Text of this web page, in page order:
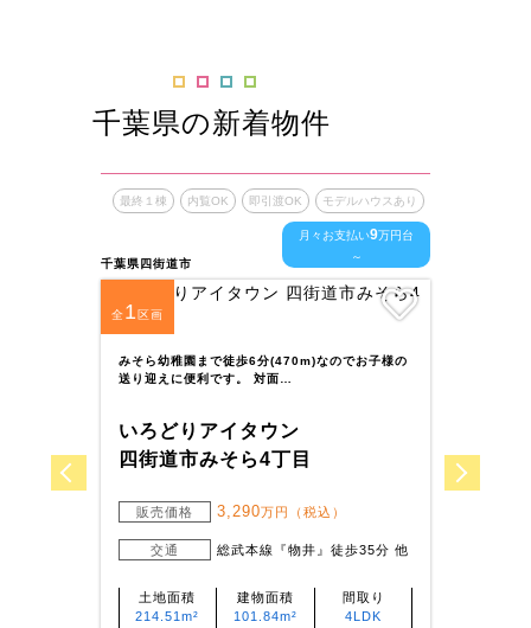
千葉県の新着物件
千葉県四街道市
最終１棟 内覧OK 即引渡OK モデルハウスあり
月々お支払い9万円台
～
全1区画
みそら幼稚園まで徒歩6分(470m)なのでお子様の
送り迎えに便利です。 対面…
いろどりアイタウン
四街道市みそら4丁目
販売価格 3,290万円（税込）
交通 総武本線『物井』徒歩35分 他
土地面積
214.51m²
建物面積
101.84m²
間取り
4LDK